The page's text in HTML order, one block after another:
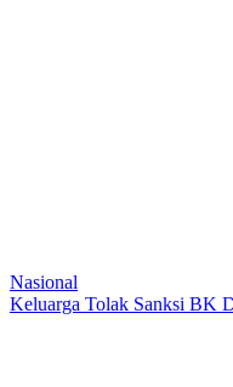
Nasional
Keluarga Tolak Sanksi BK